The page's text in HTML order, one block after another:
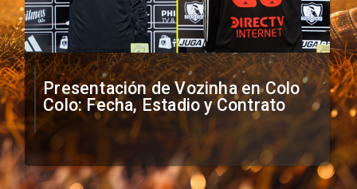
Presentación de Vozinha en Colo
Colo: Fecha, Estadio y Contrato